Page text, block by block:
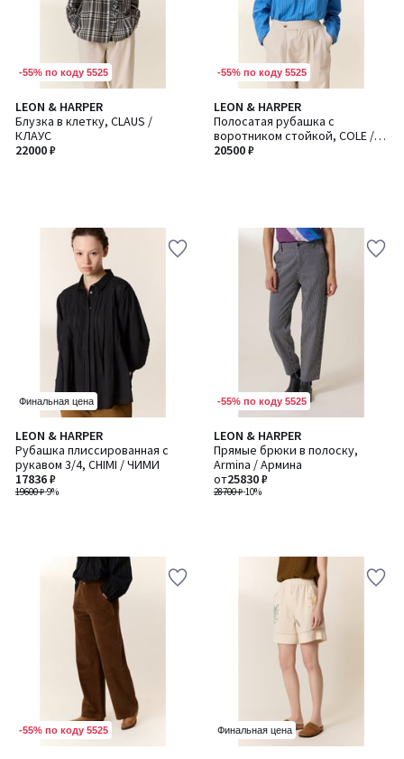
-55% по коду 5525
LEON & HARPER
Блузка в клетку, CLAUS /
КЛАУС
22000 ₽
-55% по коду 5525
LEON & HARPER
Полосатая рубашка с
воротником стойкой, COLE /
КОУЛ
20500 ₽
Финальная цена
LEON & HARPER
Рубашка плиссированная с
рукавом 3/4, CHIMI / ЧИМИ
19600 ₽-9%
17836 ₽
-55% по коду 5525
LEON & HARPER
Прямые брюки в полоску,
Armina / Армина
28700 ₽-10%
от25830 ₽
-55% по коду 5525 Финальная цена